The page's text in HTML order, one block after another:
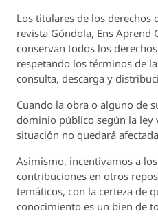
Los titulares de los derechos
revista Góndola, Ens Aprend
conservan todos los
respetando los términos de
consulta, descarga y
Cuando la obra o alguno de
dominio público según la ley
situación no quedará
Asimismo, incentivamos a
contribuciones en otros
temáticos, con la certeza de
conocimiento es un bien de